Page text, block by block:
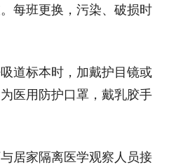
每班更换，污染、破损时
吸道标本时，加戴护目镜或
医用防护口罩，戴乳胶手
与居家隔离医学观察人员接